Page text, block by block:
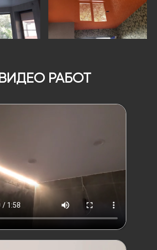
ВИДЕО РАБОТ